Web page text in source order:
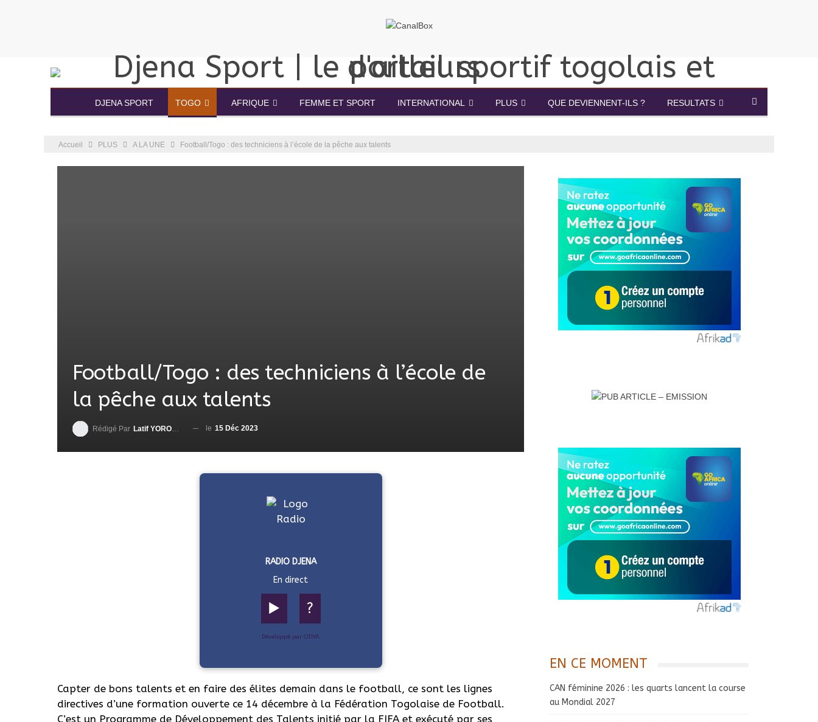
DJENA SPORT TOGO AFRIQUE FEMME ET SPORT INTERNATIONAL PLUS QUE DEVIENNENT-ILS ? RESULTATS
Accueil PLUS A LA UNE Football/Togo : des techniciens à l’école de la pêche aux talents
Football/Togo : des techniciens à l’école de
la pêche aux talents
Rédigé Par Latif YOROUMA le 15 Déc 2023
RADIO DJENA
En direct
▶️ ?
Développé par OTIYA
Capter de bons talents et en faire des élites demain dans le football, ce sont les lignes
directives d’une formation ouverte ce 14 décembre à la Fédération Togolaise de Football.
C’est un Programme de Développement des Talents initié par la FIFA et exécuté par ses
EN CE MOMENT
CAN féminine 2026 : les quarts lancent la course
au Mondial 2027